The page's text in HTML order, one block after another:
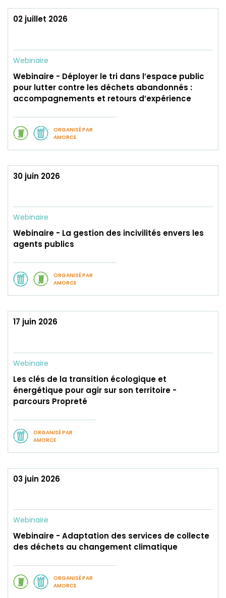
02 juillet 2026
Webinaire
Webinaire - Déployer le tri dans l’espace public
pour lutter contre les déchets abandonnés :
accompagnements et retours d’expérience
ORGANISÉ PAR
AMORCE
30 juin 2026
Webinaire
Webinaire - La gestion des incivilités envers les
agents publics
ORGANISÉ PAR
AMORCE
17 juin 2026
Webinaire
Les clés de la transition écologique et
énergétique pour agir sur son territoire -
parcours Propreté
ORGANISÉ PAR
AMORCE
03 juin 2026
Webinaire
Webinaire - Adaptation des services de collecte
des déchets au changement climatique
ORGANISÉ PAR
AMORCE